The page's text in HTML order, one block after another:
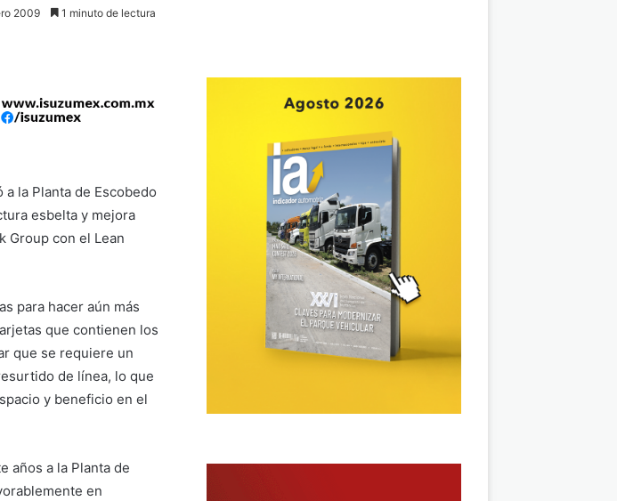
2009 1 minuto de lectura
la Planta de Escobedo
esbelta y mejora
Group con el Lean
para hacer aún más
que contienen los
que se requiere un
de línea, lo que
y beneficio en el
años a la Planta de
en